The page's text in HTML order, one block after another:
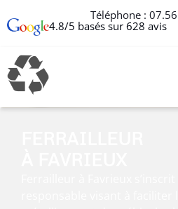
Téléphone :
4.8/5 basés sur 628 avis